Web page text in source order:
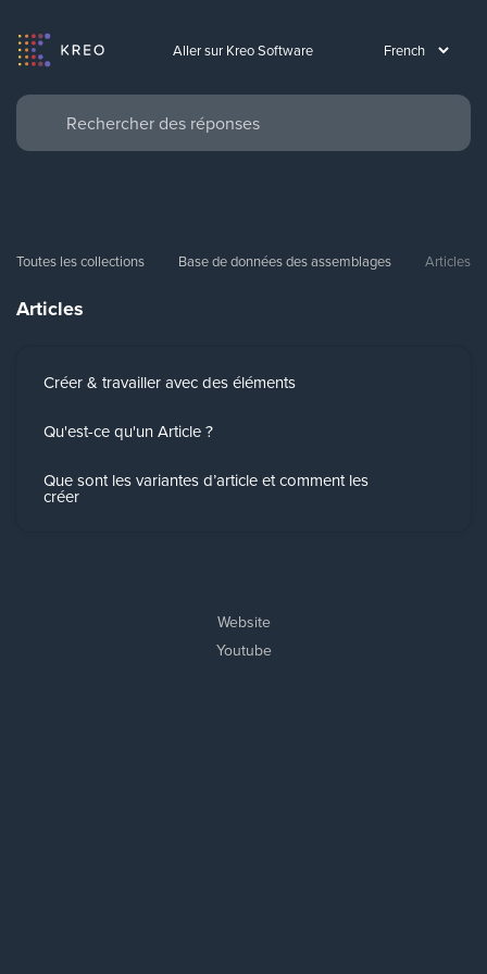
Aller sur Kreo Software
Toutes les collections Base de données des assemblages Articles
Articles
Créer & travailler avec des éléments
Qu'est-ce qu'un Article ?
Que sont les variantes d’article et comment les
créer
Website
Youtube